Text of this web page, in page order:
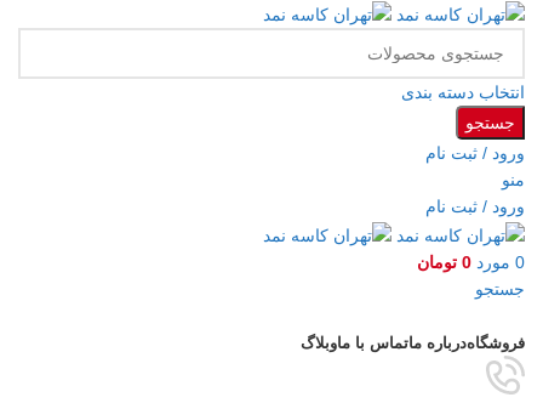
انتخاب دسته بندی
جستجو
ورود / ثبت نام
منو
ورود / ثبت نام
0 مورد 0 تومان
جستجو
فروشگاهدرباره ماتماس با ماوبلاگ